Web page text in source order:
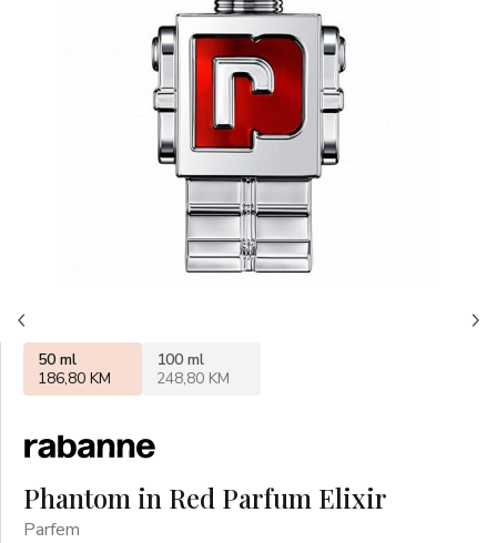
Phantom in Red Parfum Elixir
Parfem
50 ml
186,80 KM
100 ml
248,80 KM